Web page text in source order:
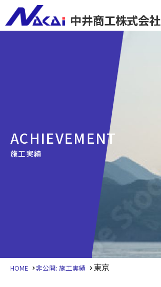
中井商工株式会社
ACHIEVEMENT
施工実績
HOME 非公開: 施工実績 東京